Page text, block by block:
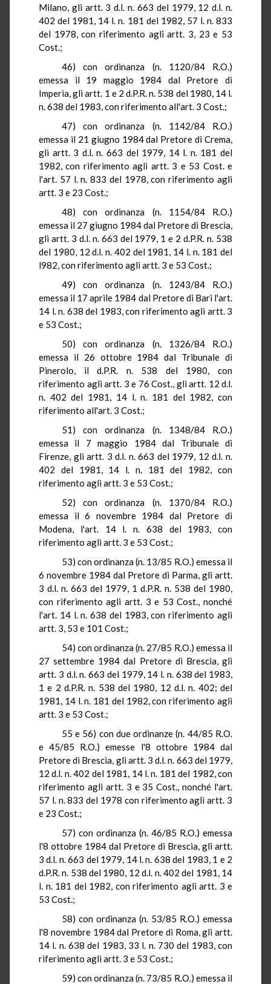
Milano, gli artt. 3 d.l. n. 663 del 1979, 12 d.l. n.
402 del 1981, 14 l. n. 181 del 1982, 57 l. n. 833
del 1978, con riferimento agli artt. 3, 23 e 53
Cost.;
46) con ordinanza (n. 1120/84 R.O.)
emessa il 19 maggio 1984 dal Pretore di
Imperia, gli artt. 1 e 2 d.P.R.n. 538 del 1980, 14 l.
n. 638 del 1983, con riferimento all'art. 3 Cost.;
47) con ordinanza (n. 1142/84 R.O.)
emessa il 21 giugno 1984 dal Pretore di Crema,
gli artt. 3 d.l. n. 663 del 1979, 14 l. n. 181 del
1982, con riferimento agli artt. 3 e 53 Cost. e
l'art. 57 l. n. 833 del 1978, con riferimento agli
artt. 3 e 23 Cost.;
48) con ordinanza (n. 1154/84 R.O.)
emessa il 27 giugno 1984 dal Pretore di Brescia,
gli artt. 3 d.l. n. 663 del 1979, 1 e 2d.P.R. n. 538
del 1980, 12 d.l. n. 402 del 1981, 14 l. n. 181 del
l982, con riferimento agli artt. 3 e 53 Cost.;
49) con ordinanza (n. 1243/84 R.O.)
emessa il 17 aprile 1984 dal Pretore di Bari l'art.
14 l. n. 638 del 1983, con riferimento agli artt. 3
e 53 Cost.;
50) con ordinanza (n. 1326/84 R.O.)
emessa il 26 ottobre 1984 dal Tribunale di
Pinerolo, ild.P.R. n. 538 del 1980, con
riferimento agli artt. 3 e 76 Cost., gli artt. 12 d.l.
n. 402 del 1981, 14 l. n. 181 del 1982, con
riferimento all'art. 3 Cost.;
51) con ordinanza (n. 1348/84 R.O.)
emessa il 7 maggio 1984 dal Tribunale di
Firenze, gli artt. 3 d.l. n. 663 del 1979, 12 d.l. n.
402 del 1981, 14 l. n. 181 del 1982, con
riferimento agli artt. 3 e 53 Cost.;
52) con ordinanza (n. 1370/84 R.O.)
emessa il 6 novembre 1984 dal Pretore di
Modena, l'art. 14 l. n. 638 del 1983, con
riferimento agli artt. 3 e 53 Cost.;
53) con ordinanza (n. 13/85 R.O.) emessa il
6 novembre 1984 dal Pretore di Parma, gli artt.
3 d.l. n. 663 del 1979, 1 d.P.R. n. 538 del 1980,
con riferimento agli artt. 3 e 53 Cost., nonché
l'art. 14 l. n. 638 del 1983, con riferimento agli
artt. 3, 53 e 101 Cost.;
54) con ordinanza (n. 27/85 R.O.) emessa il
27 settembre 1984 dal Pretore di Brescia, gli
artt. 3 d.l. n. 663 del 1979, 14 l. n. 638 del 1983,
1 e 2 d.P.R. n. 538 del 1980, 12 d.l. n. 402; del
1981, 14 l. n. 181 del 1982, con riferimento agli
artt. 3 e 53 Cost.;
55 e 56) con due ordinanze (n. 44/85 R.O.
e 45/85 R.O.) emesse l'8 ottobre 1984 dal
Pretore di Brescia, gli artt. 3 d.l. n. 663 del 1979,
12 d.l. n. 402 del 1981, 14 l. n. 181 del 1982, con
riferimento agli artt. 3 e 35 Cost., nonché l'art.
57 l. n. 833 del 1978 con riferimento agli artt. 3
e 23 Cost.;
57) con ordinanza (n. 46/85 R.O.) emessa
l'8 ottobre 1984 dal Pretore di Brescia, gli artt.
3 d.l. n. 663 del 1979, 14 l. n. 638 del 1983, 1 e 2
d.P.R.n. 538 del 1980, 12 d.l. n. 402 del 1981, 14
l. n. 181 del 1982, con riferimento agli artt. 3 e
53 Cost.;
58) con ordinanza (n. 53/85 R.O.) emessa
l'8 novembre 1984 dal Pretore di Roma, gli artt.
14 l. n. 638 del 1983, 33 l. n. 730 del 1983, con
riferimento agli artt. 3 e 53 Cost.;
59) con ordinanza (n. 73/85 R.O.) emessa il